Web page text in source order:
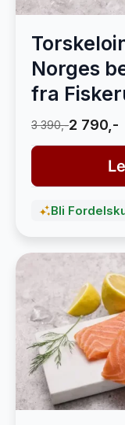
Norges
fra
3 390,-2 790,-
Bli